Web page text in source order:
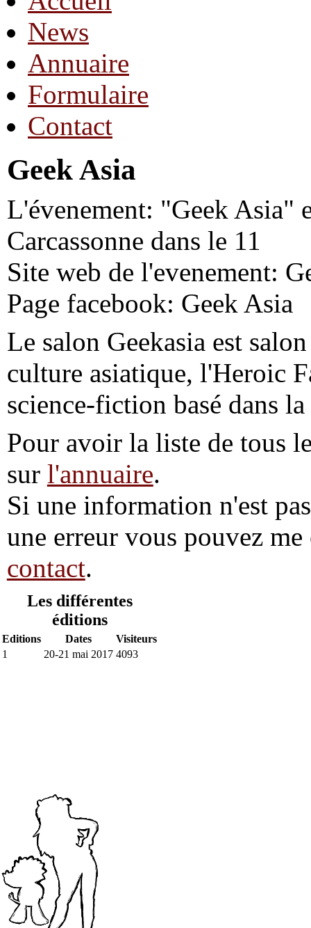
News
Annuaire
Formulaire
Contact
Geek Asia
L'évenement: "Geek Asia"
Carcassonne dans le 11
Site web de l'evenement:
Page facebook: Geek Asia
Le salon Geekasia est
culture asiatique, l'Heroic
science-fiction basé dans
Pour avoir la liste de tous
sur l'annuaire.
Si une information n'est
une erreur vous pouvez
contact.
Les différentes
éditions
Editions Dates
Visiteurs
1
20-21 mai 2017 4093